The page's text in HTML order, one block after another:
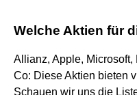
Welche Aktien für
Allianz, Apple,
Co: Diese Aktien bieten
Schauen wir uns die